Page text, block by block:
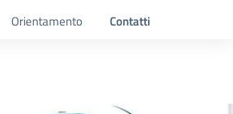
Orientamento Contatti